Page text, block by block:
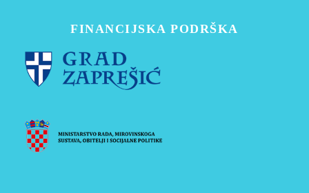
FINANCIJSKA PODRŠKA